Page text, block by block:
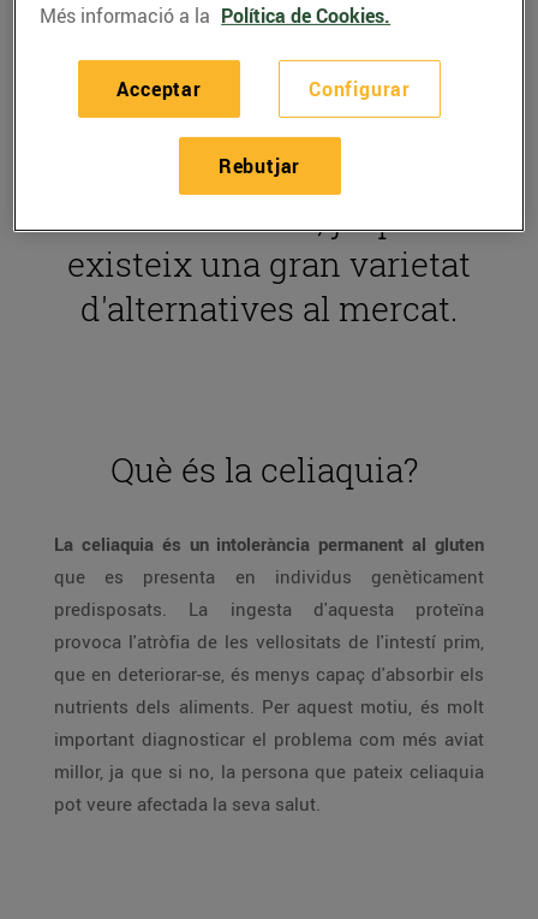
productes com el pa, la
pasta o els dolços. Tot i
això,mantenir una dieta
lliure de gluten
fàcil avui dia, ja que
existeix una gran varietat
d'alternatives al mercat.
Què és la celiaquia?
La celiaquia és un intolerància permanent al gluten
que es presenta en individus genèticament
predisposats. La ingesta d'aquesta proteïna
provoca l'atròfia de les vellositats de l'intestí prim,
que en deteriorar-se, és menys capaç d'absorbir els
nutrients dels aliments. Per aquest motiu, és molt
important diagnosticar el problema com més aviat
millor, ja que si no, la persona que pateix celiaquia
pot veure afectada la seva salut.
Més informació a la Política de Cookies.
Configurar
Rebutjar
Acceptar